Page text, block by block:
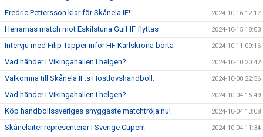
Fredric Pettersson klar för Skånela IF! 2024-10-16 12:17
Herrarnas match mot Eskilstuna Guif IF flyttas 2024-10-15 18:03
Intervju med Filip Tapper inför HF Karlskrona borta 2024-10-11 09:16
Vad händer i Vikingahallen i helgen? 2024-10-10 20:42
Välkomna till Skånela IF:s Höstlovshandboll. 2024-10-08 22:56
Vad händer i Vikingahallen i helgen? 2024-10-04 16:49
Köp handbollssveriges snyggaste matchtröja nu! 2024-10-04 13:08
Skånelaiter representerar i Sverige Cupen! 2024-10-04 11:34